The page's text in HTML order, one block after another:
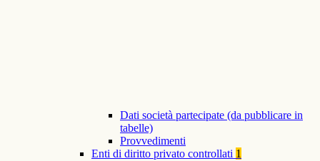
Dati società partecipate (da pubblicare in
tabelle)
Provvedimenti
Enti di diritto privato controllati 1